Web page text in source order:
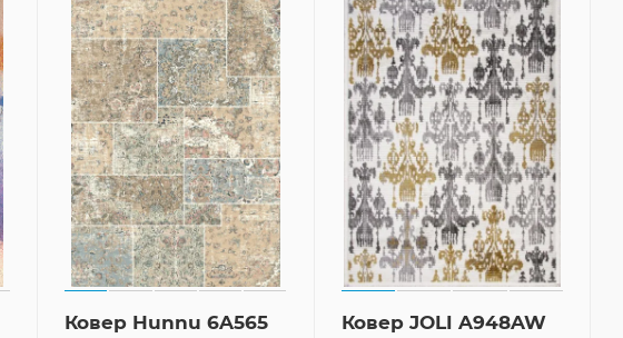
Ковер Hunnu 6A565
Ковер JOLI A948AW